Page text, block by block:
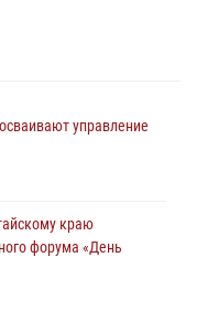
управление
краю
форума «День